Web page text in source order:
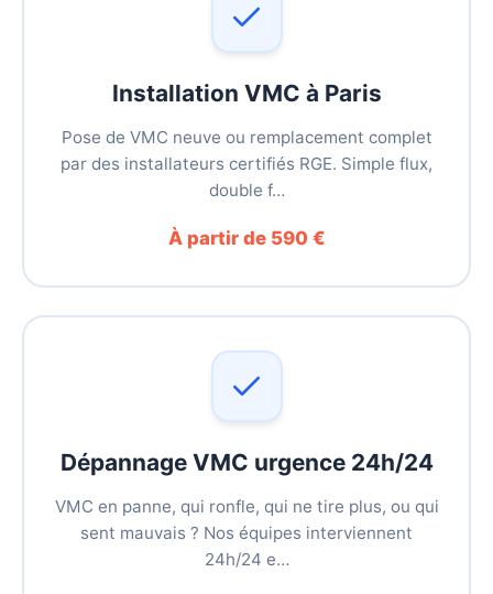
Installation VMC à Paris
Pose de VMC neuve ou remplacement complet
par des installateurs certifiés RGE. Simple flux,
double f…
À partir de 590 €
Dépannage VMC urgence 24h/24
VMC en panne, qui ronfle, qui ne tire plus, ou qui
sent mauvais ? Nos équipes interviennent
24h/24 e…